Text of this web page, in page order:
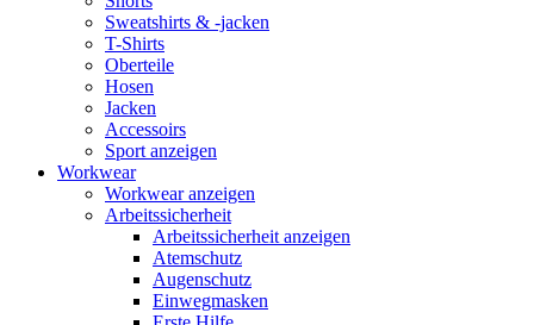
Sweatshirts & -jacken
T-Shirts
Oberteile
Hosen
Jacken
Accessoirs
Sport anzeigen
Workwear
Workwear anzeigen
Arbeitssicherheit
Arbeitssicherheit anzeigen
Atemschutz
Augenschutz
Einwegmasken